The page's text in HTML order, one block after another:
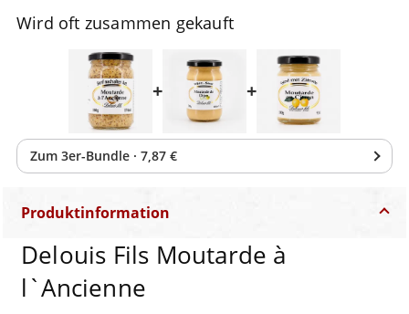
Wird oft zusammen gekauft
+ +
Zum 3er-Bundle · 7,87 €
Produktinformation
Delouis Fils Moutarde à
l`Ancienne